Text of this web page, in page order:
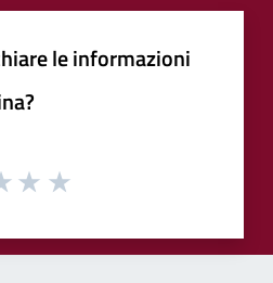
le informazioni